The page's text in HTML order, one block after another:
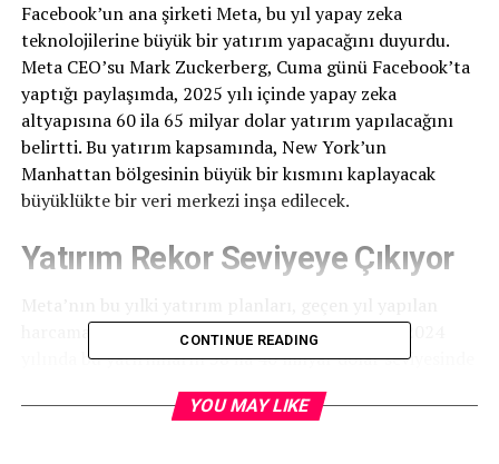
Facebook’un ana şirketi Meta, bu yıl yapay zeka
teknolojilerine büyük bir yatırım yapacağını duyurdu.
Meta CEO’su Mark Zuckerberg, Cuma günü Facebook’ta
yaptığı paylaşımda, 2025 yılı içinde yapay zeka
altyapısına 60 ila 65 milyar dolar yatırım yapılacağını
belirtti. Bu yatırım kapsamında, New York’un
Manhattan bölgesinin büyük bir kısmını kaplayacak
büyüklükte bir veri merkezi inşa edilecek.
Yatırım Rekor Seviyeye Çıkıyor
harcamalara kıyasla önemli bir artış gösteriyor. 2024
yılında bu yatırımların 38 ila 40 milyar dolar seviyesinde
Amazon Web Services (AWS), Microsoft ve Google gibi
CONTINUE READING
YOU MAY LIKE